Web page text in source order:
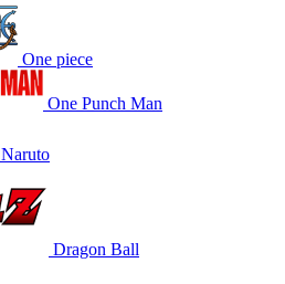
One piece
One Punch Man
Naruto
Dragon Ball